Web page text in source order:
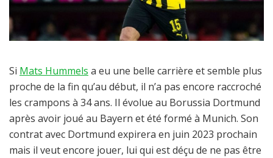
Si Mats Hummels a eu une belle carrière et semble plus
proche de la fin qu’au début, il n’a pas encore raccroché
les crampons à 34 ans. Il évolue au Borussia Dortmund
après avoir joué au Bayern et été formé à Munich. Son
contrat avec Dortmund expirera en juin 2023 prochain
mais il veut encore jouer, lui qui est déçu de ne pas être